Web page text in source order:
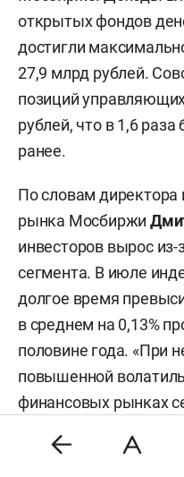
открытых фондов
достигли
27,9 млрд рублей.
позиций
рублей, что в 1,6
ранее.
По словам
рынка Мосбиржи
инвесторов вырос
сегмента. В июле
долгое время
в среднем на 0,13%
половине года. «При
повышенной
финансовых рынках
инвесторов